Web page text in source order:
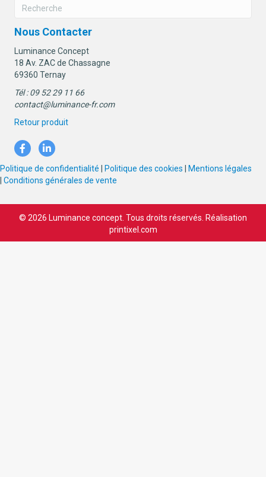
Nous Contacter
Luminance Concept
18 Av. ZAC de Chassagne
69360 Ternay
Tél : 09 52 29 11 66
contact@luminance-fr.com
Retour produit
Politique de confidentialité Politique des cookies
Mentions légales
Conditions générales de vente
© 2026 Luminance concept. Tous droits réservés. Réalisation
printixel.com